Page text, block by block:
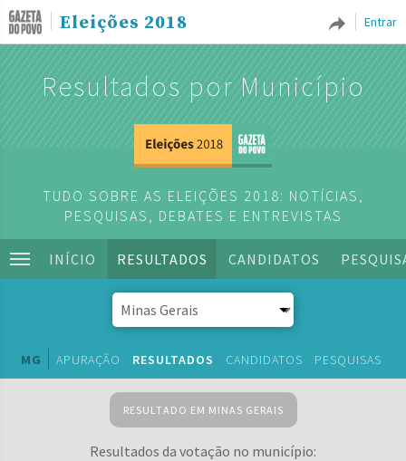
Entrar
Eleições 2018
Resultados por Município
TUDO SOBRE AS ELEIÇÕES 2018: NOTÍCIAS,
PESQUISAS, DEBATES E ENTREVISTAS
INÍCIO RESULTADOS CANDIDATOS
MG APURAÇÃO RESULTADOS CANDIDATOS PESQUISAS
RESULTADO EM MINAS GERAIS
Resultados da votação no município: